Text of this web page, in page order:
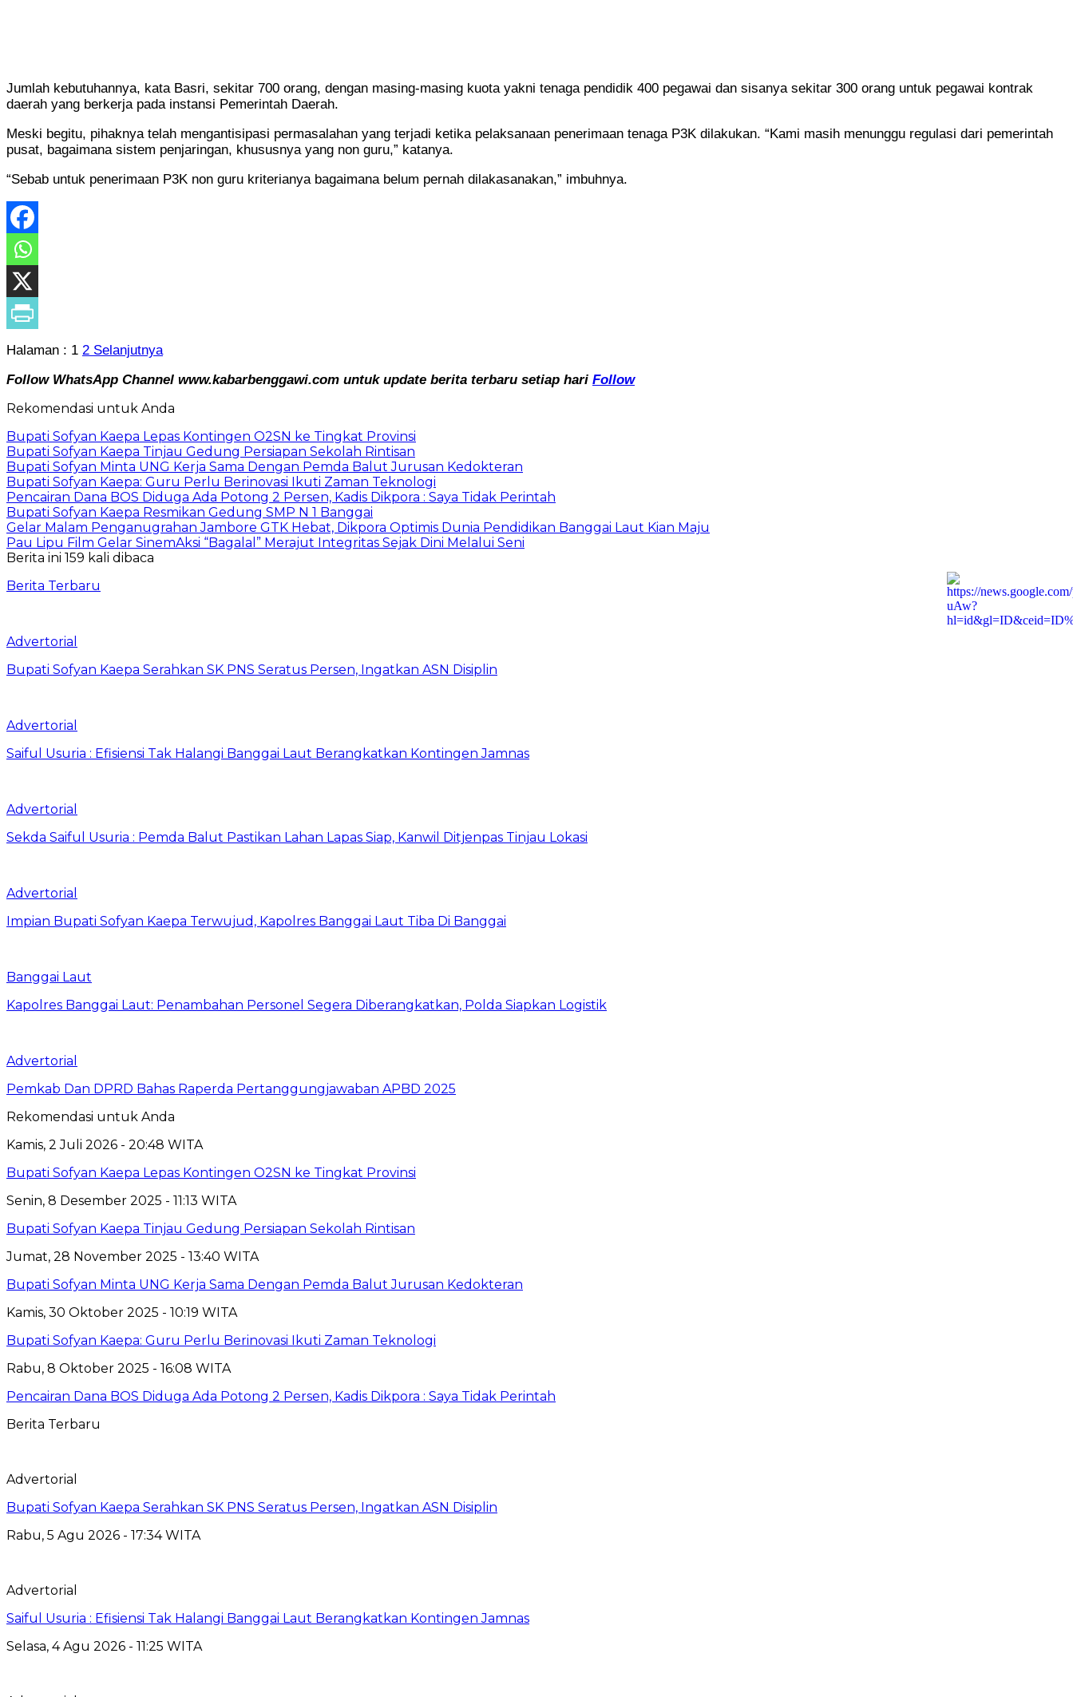
Jumlah kebutuhannya, kata Basri, sekitar 700 orang, dengan masing-masing kuota yakni tenaga pendidik 400 pegawai dan sisanya sekitar 300 orang untuk pegawai kontrak
daerah yang berkerja pada instansi Pemerintah Daerah.
Meski begitu, pihaknya telah mengantisipasi permasalahan yang terjadi ketika pelaksanaan penerimaan tenaga P3K dilakukan. “Kami masih menunggu regulasi dari pemerintah
pusat, bagaimana sistem penjaringan, khususnya yang non guru,” katanya.
“Sebab untuk penerimaan P3K non guru kriterianya bagaimana belum pernah dilakasanakan,” imbuhnya.
Halaman : 1 2 Selanjutnya
Follow WhatsApp Channel www.kabarbenggawi.com untuk update berita terbaru setiap hari Follow
Rekomendasi untuk Anda
Bupati Sofyan Kaepa Lepas Kontingen O2SN ke Tingkat Provinsi
Bupati Sofyan Kaepa Tinjau Gedung Persiapan Sekolah Rintisan
Bupati Sofyan Minta UNG Kerja Sama Dengan Pemda Balut Jurusan Kedokteran
Bupati Sofyan Kaepa: Guru Perlu Berinovasi Ikuti Zaman Teknologi
Pencairan Dana BOS Diduga Ada Potong 2 Persen, Kadis Dikpora : Saya Tidak Perintah
Bupati Sofyan Kaepa Resmikan Gedung SMP N 1 Banggai
Gelar Malam Penganugrahan Jambore GTK Hebat, Dikpora Optimis Dunia Pendidikan Banggai Laut Kian Maju
Pau Lipu Film Gelar SinemAksi “Bagalal” Merajut Integritas Sejak Dini Melalui Seni
Berita ini 159 kali dibaca
Berita Terbaru
Advertorial
Bupati Sofyan Kaepa Serahkan SK PNS Seratus Persen, Ingatkan ASN Disiplin
Advertorial
Saiful Usuria : Efisiensi Tak Halangi Banggai Laut Berangkatkan Kontingen Jamnas
Advertorial
Sekda Saiful Usuria : Pemda Balut Pastikan Lahan Lapas Siap, Kanwil Ditjenpas Tinjau Lokasi
Advertorial
Impian Bupati Sofyan Kaepa Terwujud, Kapolres Banggai Laut Tiba Di Banggai
Banggai Laut
Kapolres Banggai Laut: Penambahan Personel Segera Diberangkatkan, Polda Siapkan Logistik
Advertorial
Pemkab Dan DPRD Bahas Raperda Pertanggungjawaban APBD 2025
Rekomendasi untuk Anda
Kamis, 2 Juli 2026 - 20:48 WITA
Bupati Sofyan Kaepa Lepas Kontingen O2SN ke Tingkat Provinsi
Senin, 8 Desember 2025 - 11:13 WITA
Bupati Sofyan Kaepa Tinjau Gedung Persiapan Sekolah Rintisan
Jumat, 28 November 2025 - 13:40 WITA
Bupati Sofyan Minta UNG Kerja Sama Dengan Pemda Balut Jurusan Kedokteran
Kamis, 30 Oktober 2025 - 10:19 WITA
Bupati Sofyan Kaepa: Guru Perlu Berinovasi Ikuti Zaman Teknologi
Rabu, 8 Oktober 2025 - 16:08 WITA
Pencairan Dana BOS Diduga Ada Potong 2 Persen, Kadis Dikpora : Saya Tidak Perintah
Berita Terbaru
Advertorial
Bupati Sofyan Kaepa Serahkan SK PNS Seratus Persen, Ingatkan ASN Disiplin
Rabu, 5 Agu 2026 - 17:34 WITA
Advertorial
Saiful Usuria : Efisiensi Tak Halangi Banggai Laut Berangkatkan Kontingen Jamnas
Selasa, 4 Agu 2026 - 11:25 WITA